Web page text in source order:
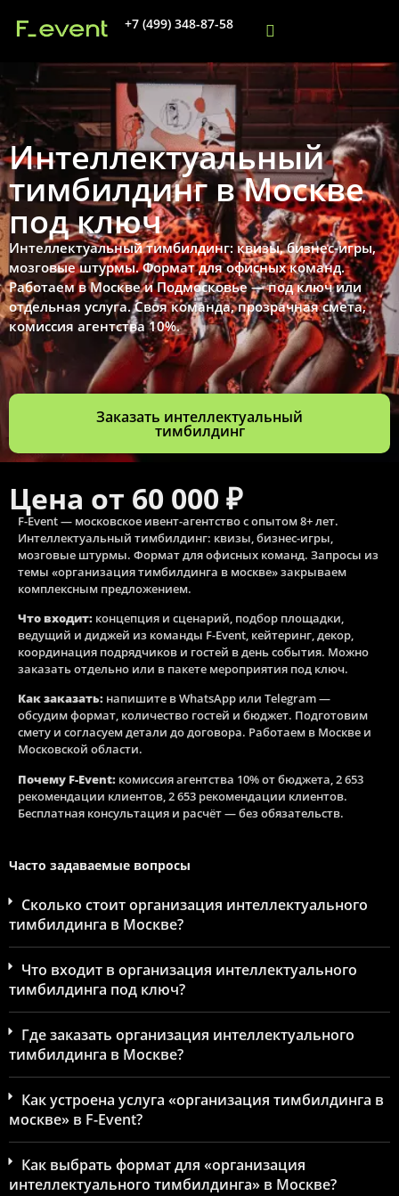
+7 (499) 348-87-58
Интеллектуальный
тимбилдинг в Москве
под ключ
Интеллектуальный тимбилдинг: квизы, бизнес-игры,
мозговые штурмы. Формат для офисных команд.
Работаем в Москве и Подмосковье — под ключ или
отдельная услуга. Своя команда, прозрачная смета,
комиссия агентства 10%.
Заказать интеллектуальный
тимбилдинг
Цена от 60 000 ₽
F-Event — московское ивент-агентство с опытом 8+ лет.
Интеллектуальный тимбилдинг: квизы, бизнес-игры,
мозговые штурмы. Формат для офисных команд. Запросы из
темы «организация тимбилдинга в москве» закрываем
комплексным предложением.
Что входит: концепция и сценарий, подбор площадки,
ведущий и диджей из команды F-Event, кейтеринг, декор,
координация подрядчиков и гостей в день события. Можно
заказать отдельно или в пакете мероприятия под ключ.
Как заказать: напишите в WhatsApp или Telegram —
обсудим формат, количество гостей и бюджет. Подготовим
смету и согласуем детали до договора. Работаем в Москве и
Московской области.
Почему F-Event: комиссия агентства 10% от бюджета, 2 653
рекомендации клиентов, 2 653 рекомендации клиентов.
Бесплатная консультация и расчёт — без обязательств.
Часто задаваемые вопросы
Сколько стоит организация интеллектуального
тимбилдинга в Москве?
Что входит в организация интеллектуального
тимбилдинга под ключ?
Где заказать организация интеллектуального
тимбилдинга в Москве?
Как устроена услуга «организация тимбилдинга в
москве» в F-Event?
Как выбрать формат для «организация
интеллектуального тимбилдинга» в Москве?